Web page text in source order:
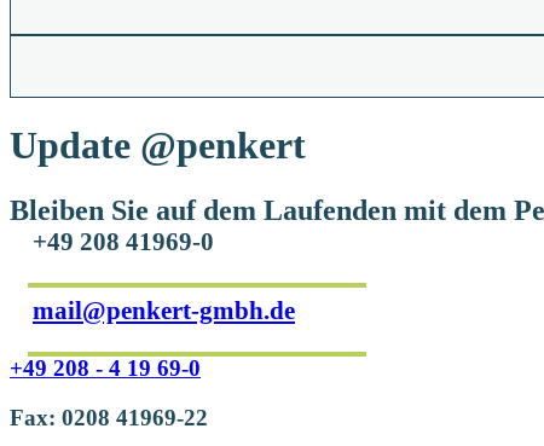
Update @penkert
Bleiben Sie auf dem Laufenden mit dem
+49 208 41969-0
mail@penkert-gmbh.de
+49 208 - 4 19 69-0
Fax: 0208 41969-22